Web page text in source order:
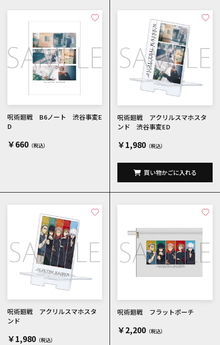
呪術廻戦 B6ノート 渋谷事変E
D
￥660
呪術廻戦 アクリルスマホスタ
ンド 渋谷事変ED
￥1,980
買い物かごに入れる
呪術廻戦 アクリルスマホスタ
ンド
￥1,980
呪術廻戦 フラットポーチ
￥2,200